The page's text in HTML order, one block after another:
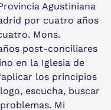
Agustiniana
por cuatro años
Mons.
post-conciliares
en la Iglesia de
los principios
escucha, buscar
Mi